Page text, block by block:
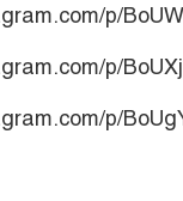
p/
p/
p/